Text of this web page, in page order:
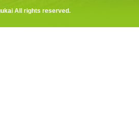
All rights reserved.